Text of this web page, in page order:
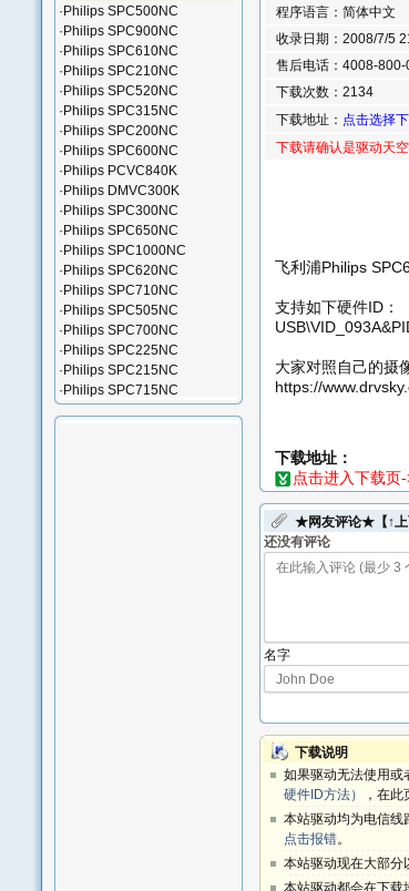
程序语言：简体中文
收录日期：2008/7/5
售后电话：4008-800-
下载次数：2134
下载地址： 点击选择
下载请确认是驱动天
飞利浦Philips
支持如下硬件ID：
大家对照自己的摄
https://
下载地址：
点击进入下载页
★网友评论★【↑上
还没有评论
名字
下载说明
如果驱动无法使用或
硬件ID方法）
，在此
本站驱动均为电信线
点击报错。
本站驱动现在大部分
本站驱动都会在下载
· Philips SPC500NC
· Philips SPC900NC
· Philips SPC610NC
· Philips SPC210NC
· Philips SPC520NC
· Philips SPC315NC
· Philips SPC200NC
· Philips SPC600NC
· Philips PCVC840K
· Philips DMVC300K
· Philips SPC300NC
· Philips SPC650NC
· Philips SPC1000NC
· Philips SPC620NC
· Philips SPC710NC
· Philips SPC505NC
· Philips SPC700NC
· Philips SPC225NC
· Philips SPC215NC
· Philips SPC715NC